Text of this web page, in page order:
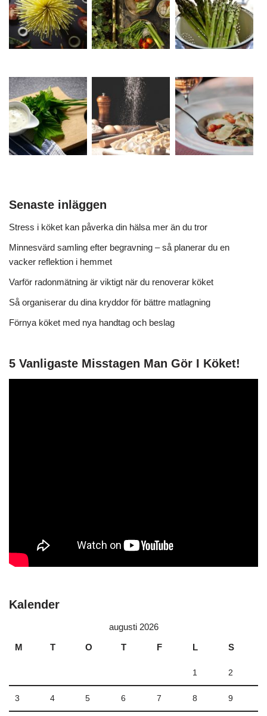
Senaste inläggen
Stress i köket kan påverka din hälsa mer än du tror
Minnesvärd samling efter begravning – så planerar du en
vacker reflektion i hemmet
Varför radonmätning är viktigt när du renoverar köket
Så organiserar du dina kryddor för bättre matlagning
Förnya köket med nya handtag och beslag
5 Vanligaste Misstagen Man Gör I Köket!
Kalender
augusti 2026
M
T O T F L S
1 2
3 4 5 6 7 8 9